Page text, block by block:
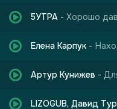
5УТРА - Хорошо
Елена Карпук -
Артур Кунижев - Для
LIZOGUB, Давид